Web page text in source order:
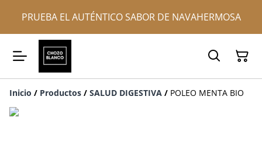
PRUEBA EL AUTÉNTICO SABOR DE NAVAHERMOSA
Inicio / Productos / SALUD DIGESTIVA / POLEO MENTA BIO